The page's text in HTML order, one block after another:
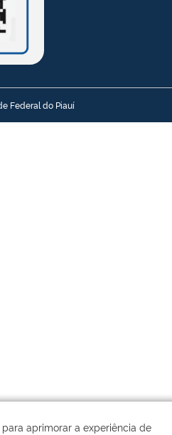
Federal do Piauí
aprimorar a experiência de